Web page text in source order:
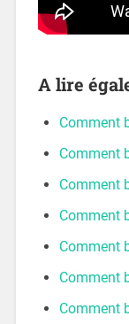
A lire
Comment
Comment
Comment
Comment
Comment
Comment
Comment